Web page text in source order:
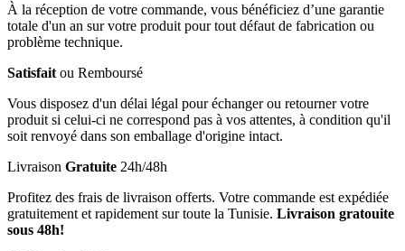
À la réception de votre commande, vous bénéficiez d’une garantie
totale d'un an sur votre produit pour tout défaut de fabrication ou
problème technique.
Satisfait ou Remboursé
Vous disposez d'un délai légal pour échanger ou retourner votre
produit si celui-ci ne correspond pas à vos attentes, à condition qu'il
soit renvoyé dans son emballage d'origine intact.
Livraison Gratuite 24h/48h
Profitez des frais de livraison offerts. Votre commande est expédiée
gratuitement et rapidement sur toute la Tunisie. Livraison gratouite
sous 48h!